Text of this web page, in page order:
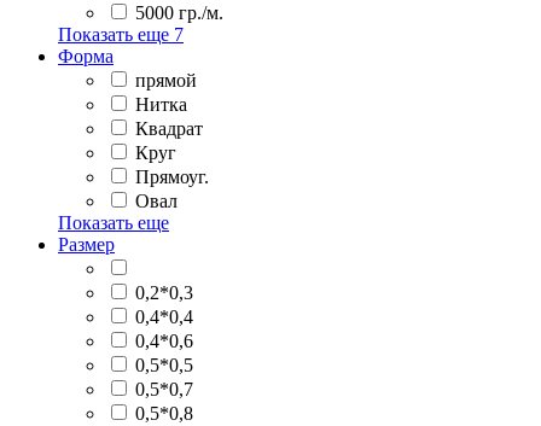
5000 гр./м.
Показать еще 7
Форма
прямой
Нитка
Квадрат
Круг
Прямоуг.
Овал
Показать еще
Размер
0,2*0,3
0,4*0,4
0,4*0,6
0,5*0,5
0,5*0,7
0,5*0,8